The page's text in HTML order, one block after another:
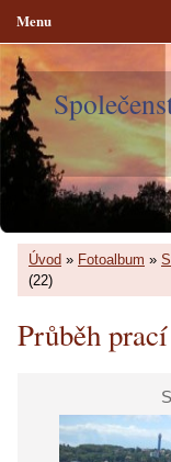
Úvod » Fotoalbum »
(22)
Průběh prací
Menu